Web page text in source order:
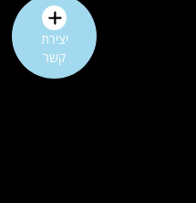
יצירת
קשר